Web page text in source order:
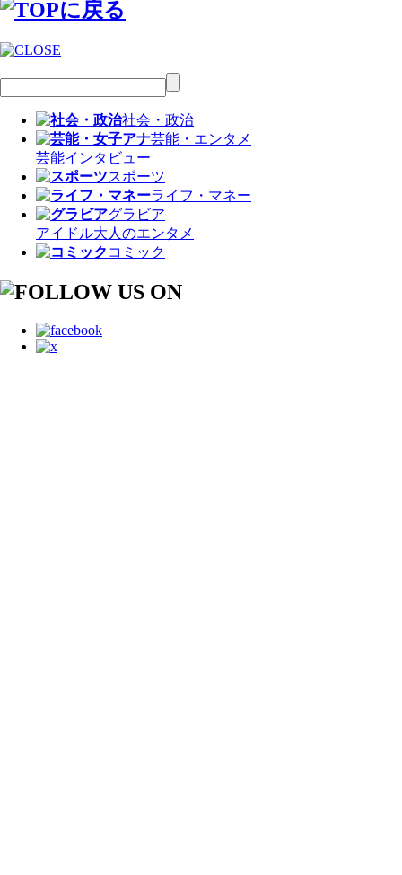
社会・政治
芸能・エンタメ
芸能インタビュー
スポーツ
ライフ・マネー
グラビア
アイドル大人のエンタメ
コミック